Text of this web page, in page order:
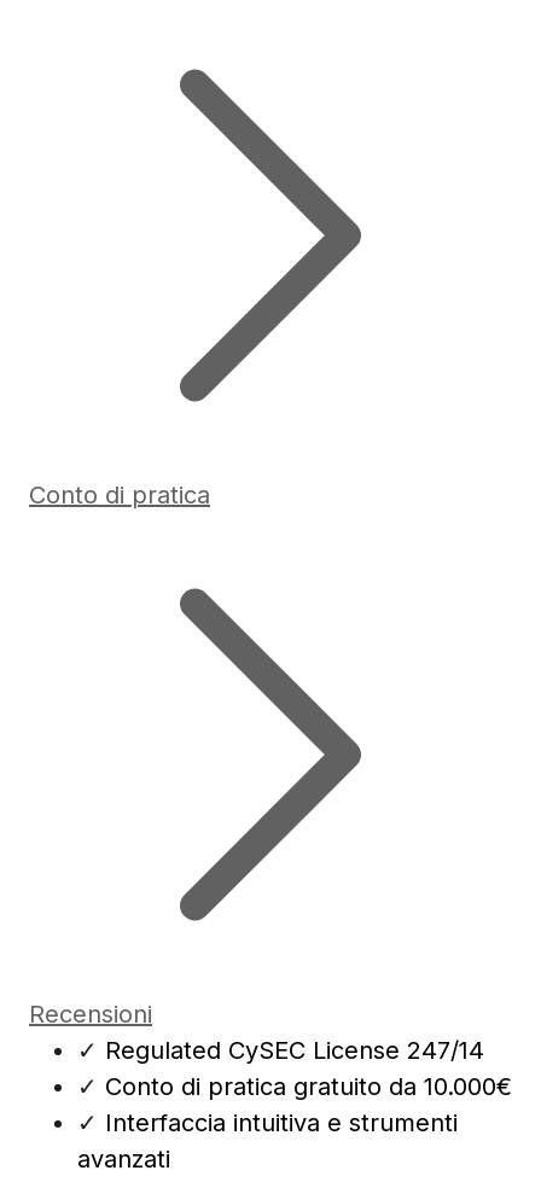
Conto di pratica
Recensioni
✓ Regulated CySEC License 247/14
✓ Conto di pratica gratuito da 10.000€
✓ Interfaccia intuitiva e strumenti
avanzati